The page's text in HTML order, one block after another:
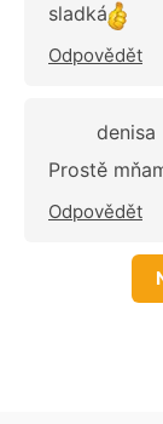
sladká
Odpovědět
denisa
Prostě
Odpovědět